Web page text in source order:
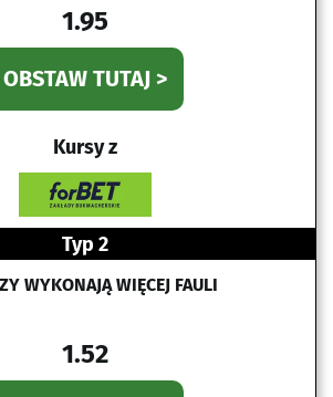
1.95
OBSTAW TUTAJ >
Kursy z
Typ 2
WYKONAJĄ WIĘCEJ FAULI
1.52